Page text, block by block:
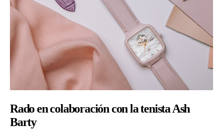
Rado en colaboración con la tenista Ash
Barty